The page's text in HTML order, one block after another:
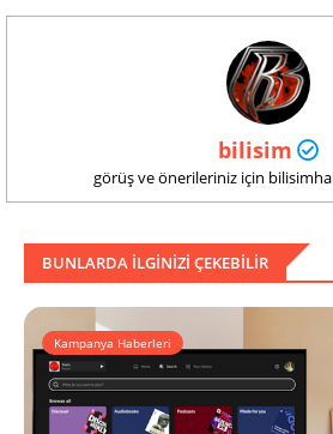
bilisim
görüş ve önerileriniz için
BUNLARDA ILGINIZI ÇEKEBILIR
Kampanya Haberleri